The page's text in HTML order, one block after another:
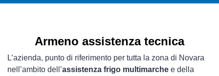
Armeno assistenza tecnica
L’azienda, punto di riferimento per tutta la zona di Novara
nell’ambito dell’assistenza frigo multimarche e della